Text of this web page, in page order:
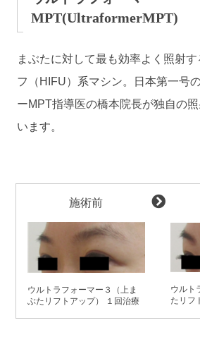
MPT(UltraformerMPT)
まぶたに対して最も効率よく照射
フ（HIFU）系マシン。日本第一号
ーMPT指導医の橋本院長が独自の
います。
施術前
ウルトラフォーマー３（上ま
ぶたリフトアップ） １回治療
ウルト
たリフ